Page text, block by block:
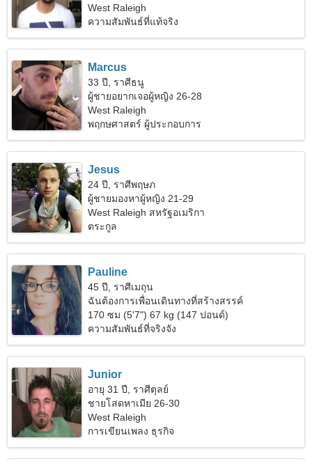
งาม
West Raleigh
ความสัมพันธ์ที่แท้จริง
Marcus
33 ปี, ราศีธนู
ผู้ชายอยากเจอผู้หญิง 26-28
West Raleigh
พฤกษศาสตร์ ผู้ประกอบการ
Jesus
24 ปี, ราศีพฤษภ
ผู้ชายมองหาผู้หญิง 21-29
West Raleigh สหรัฐอเมริกา
ตระกูล
Pauline
45 ปี, ราศีเมถุน
ฉันต้องการเพื่อนเดินทางที่สร้างสรรค์
170 ซม (5'7") 67 kg (147 ปอนด์)
ความสัมพันธ์ที่จริงจัง
Junior
อายุ 31 ปี, ราศีตุลย์
ชายโสดหาเมีย 26-30
West Raleigh
การเขียนเพลง ธุรกิจ